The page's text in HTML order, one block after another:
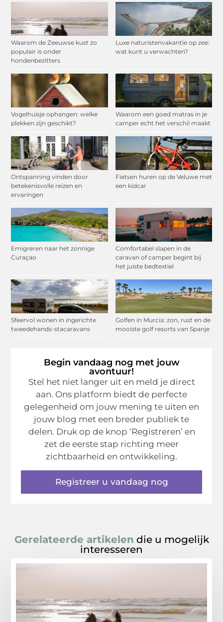
Waarom de Zeeuwse kust zo
populair is onder
hondenbezitters
Luxe naturistenvakantie op zee:
wat kunt u verwachten?
Vogelhuisje ophangen: welke
plekken zijn geschikt?
Waarom een goed matras in je
camper echt het verschil maakt
Ontspanning vinden door
betekenisvolle reizen en
ervaringen
Fietsen huren op de Veluwe met
een kidcar
Emigreren naar het zonnige
Curaçao
Comfortabel slapen in de
caravan of camper begint bij
het juiste bedtextiel
Sfeervol wonen in ingerichte
tweedehands-stacaravans
Golfen in Murcia: zon, rust en de
mooiste golf resorts van Spanje
Begin vandaag nog met jouw
avontuur!
Stel het niet langer uit en meld je direct
aan. Ons platform biedt de perfecte
gelegenheid om jouw mening te uiten en
jouw blog met een breder publiek te
delen. Druk op de knop ‘Registreren’ en
zet de eerste stap richting meer
zichtbaarheid en ontwikkeling.
Registreer u vandaag nog
Gerelateerde artikelen die u mogelijk
interesseren